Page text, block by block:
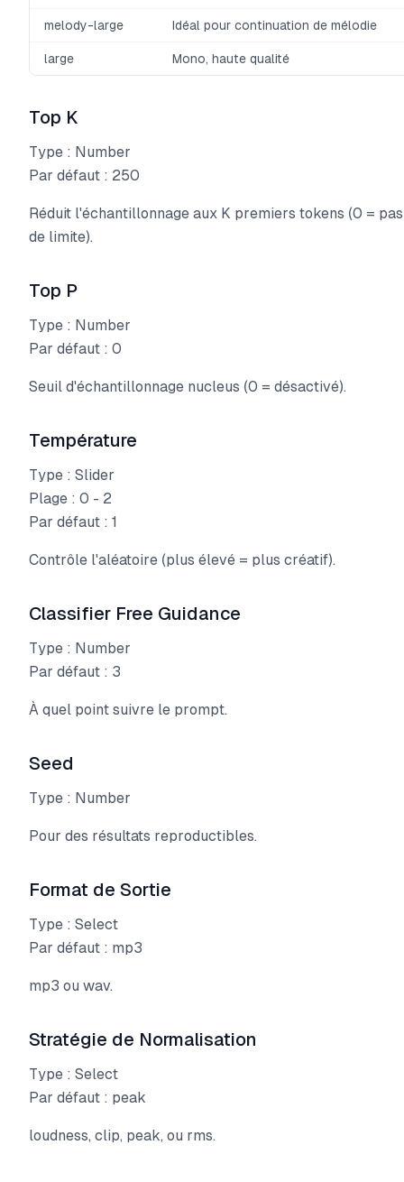
melody-large Idéal pour continuation de mélodie
large Mono, haute qualité
Top K
Type : Number
Par défaut : 250
Réduit l'échantillonnage aux K premiers tokens (0 = pas
de limite).
Top P
Type : Number
Par défaut : 0
Seuil d'échantillonnage nucleus (0 = désactivé).
Température
Type : Slider
Plage : 0 - 2
Par défaut : 1
Contrôle l'aléatoire (plus élevé = plus créatif).
Classifier Free Guidance
Type : Number
Par défaut : 3
À quel point suivre le prompt.
Seed
Type : Number
Pour des résultats reproductibles.
Format de Sortie
Type : Select
Par défaut : mp3
mp3 ou wav.
Stratégie de Normalisation
Type : Select
Par défaut : peak
loudness, clip, peak, ou rms.